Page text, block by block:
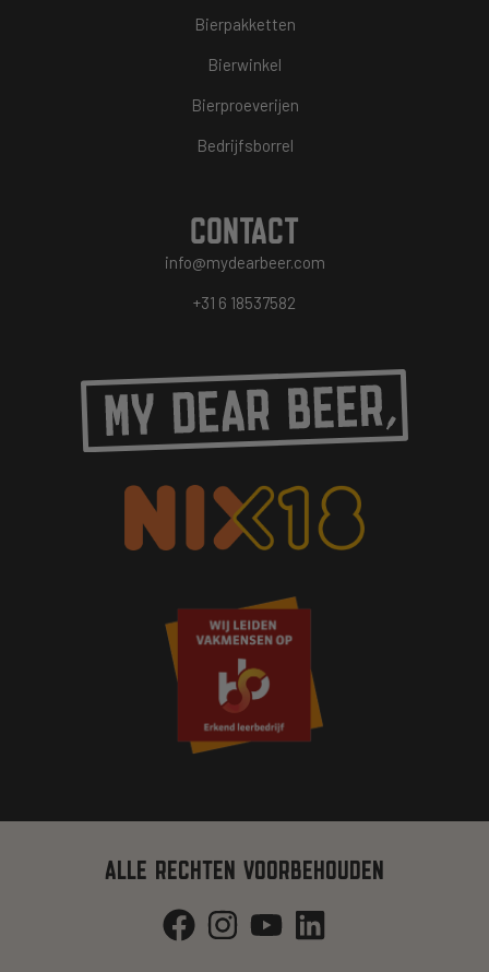
Bierpakketten
Bierwinkel
Bierproeverijen
Bedrijfsborrel
CONTACT
info@mydearbeer.com
+31 6 18537582
ALLE RECHTEN VOORBEHOUDEN